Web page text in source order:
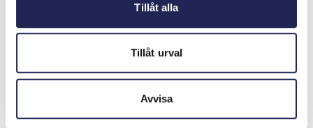
Tillåt alla
Tillåt urval
Avvisa
Telekområdgivarna
Telekområdgivarna ger opartisk och
kostnadsfri vägledning till konsumenter om
för fiberanslutning och vi hanterar
betalteletjänster. © Telekområdgivarna
2025